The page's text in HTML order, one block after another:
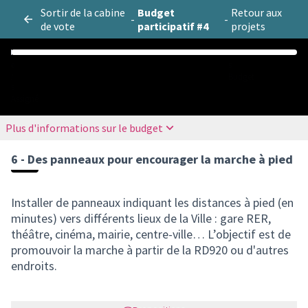
Sortir de la cabine
de vote
- Budget
participatif #4
- Retour aux
projets
Plus d'informations sur le budget
6 - Des panneaux pour encourager la marche à pied
Installer de panneaux indiquant les distances à pied (en
minutes) vers différents lieux de la Ville : gare RER,
théâtre, cinéma, mairie, centre-ville… L’objectif est de
promouvoir la marche à partir de la RD920 ou d'autres
endroits.